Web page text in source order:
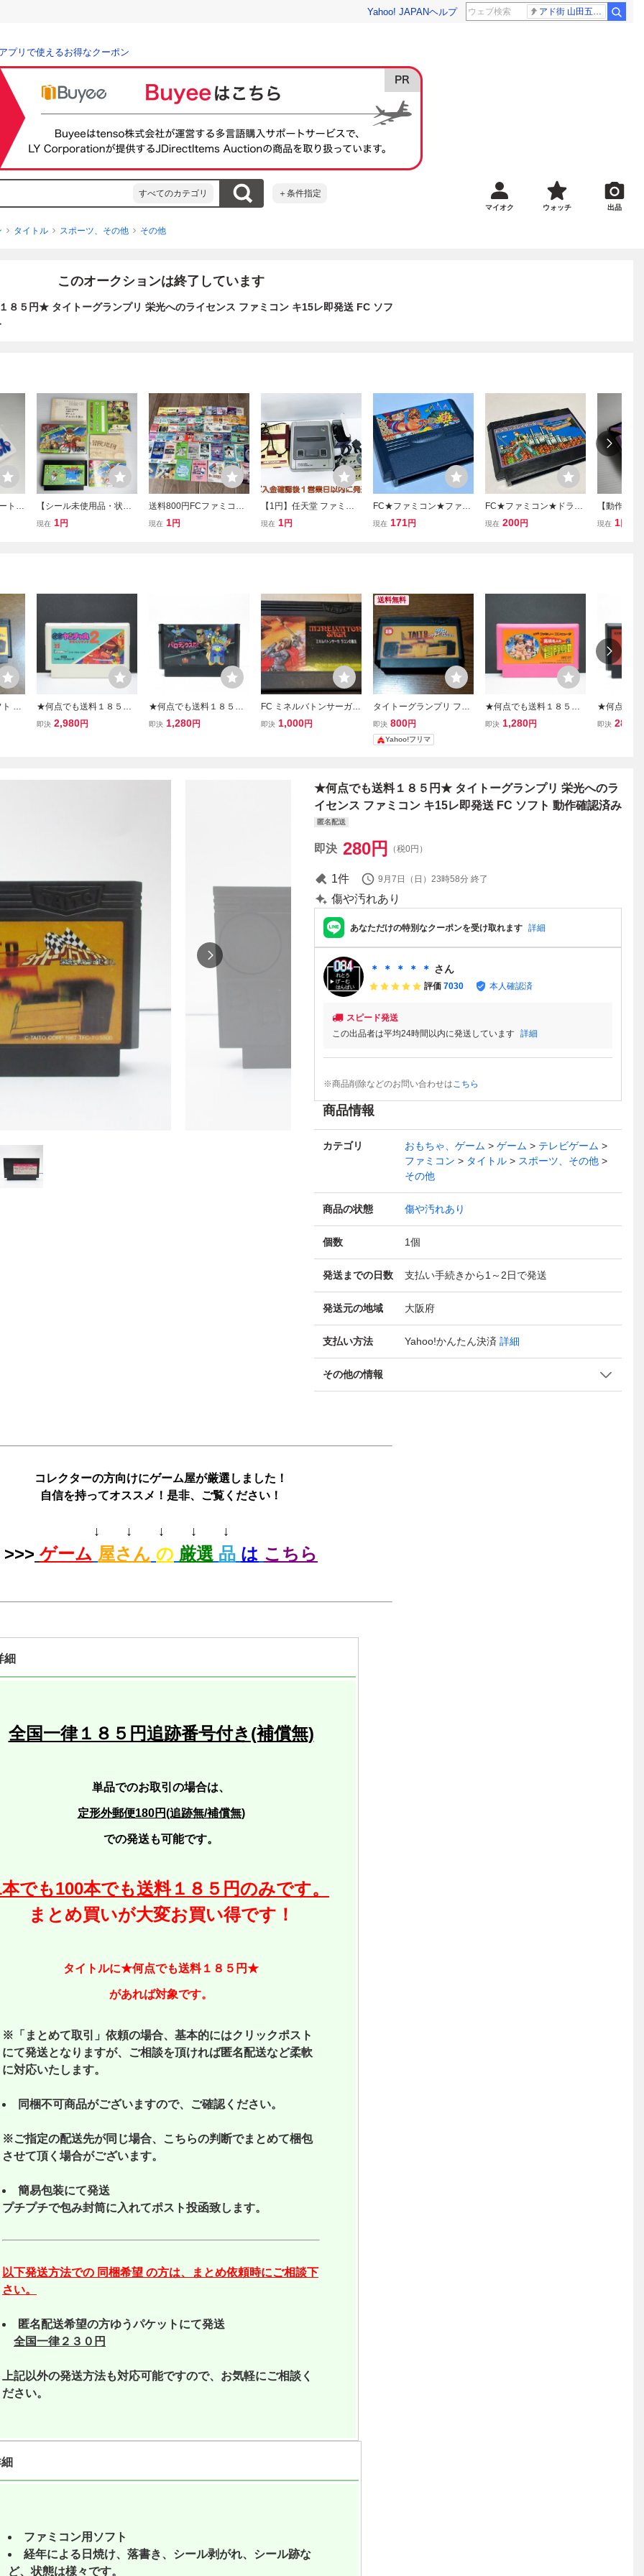
Yahoo! JAPANヘルプ アド街 山田五郎さん
プリで使えるお得なクーポン
すべてのカテゴリ ＋条件指定
マイオク ウォッチ 出品
タイトル スポーツ、その他 その他
このオークションは終了しています
８５円★ タイトーグランプリ 栄光へのライセンス ファミコン キ15レ即発送 FC ソフ
ト】
【シール未使用品・状態
良好】1円スタート ファ
現在 1円
送料800円FCファミコン
説明書55個、グラディウ
現在 1円
【1円】任天堂 ファミリ
ーコンピュータ スーパー
現在 1円
FC★ファミコン★ファミ
スタ92★ナムコ★クリッ
現在 171円
FC★ファミコン★ドラゴ
ンスレイヤー4 ★ナムコ
現在 200円
【動作確
ト】 ファ
現在 1
タ
★何点でも送料１８５円
★ 快傑ヤンチャ丸2 から
即決 2,980円
★何点でも送料１８５円
★ パロディウスだ！ ファ
即決 1,280円
FC ミネルバトンサーガ
ラゴンの復活 ファミコン
即決 1,000円
送料無料
タイトーグランプリ ファ
ミコン FC TAITO Nintend
o
即決 800円
Yahoo!フリマ
★何点でも送料１８５円
★ 高橋名人の冒険島Ⅱ 2
即決 1,280円
★何点でも
★ テトリス
即決 280
★何点でも送料１８５円★ タイトーグランプリ 栄光へのラ
イセンス ファミコン キ15レ即発送 FC ソフト 動作確認済み
匿名配送
即決 280円 （税0円）
1件 9月7日（日）23時58分 終了
傷や汚れあり
あなただけの特別なクーポンを受け取れます 詳細
＊ ＊ ＊ ＊ ＊ さん
評価 7030 本人確認済
スピード発送
この出品者は平均24時間以内に発送しています 詳細
※商品削除などのお問い合わせはこちら
商品情報
カテゴリ おもちゃ、ゲーム ゲーム
テレビゲーム
ファミコン
タイトル
スポーツ、その他
その他
商品の状態 傷や汚れあり
個数 1個
発送までの日数 支払い手続きから1～2日で発送
発送元の地域 大阪府
支払い方法 Yahoo!かんたん決済 詳細
その他の情報